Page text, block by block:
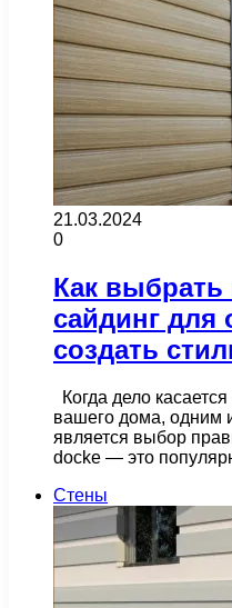
21.03.2024
0
Как
сайдинг
создать
Когда дело
вашего дома, одним
является выбор
docke — это
Стены